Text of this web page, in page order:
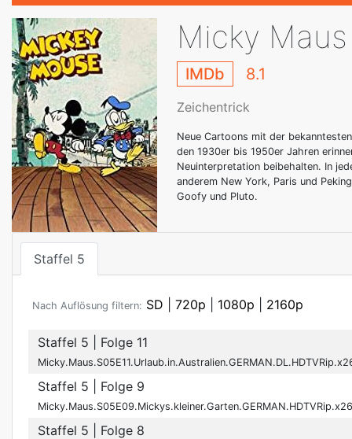
Micky
IMDb 8.1
Zeichentrick
Neue Cartoons mit der
den 1930er bis 1950er Jahren
Neuinterpretation beibehalten. In
anderem New York, Paris und
Goofy und Pluto.
Staffel 5
Nach Auflösung filtern: SD 720p 1080p 2160p
Staffel 5 | Folge 11
Staffel 5 | Folge 9
Staffel 5 | Folge 8